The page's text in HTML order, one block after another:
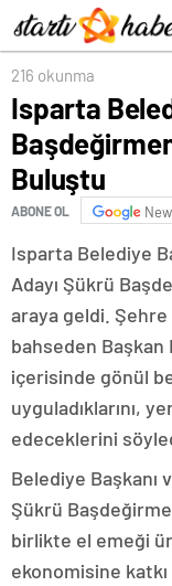
216 okunma
Isparta
Buluştu
ABONE OL
Isparta Belediye
Adayı Şükrü
araya geldi. Şehre
bahseden
içerisinde gönül
uyguladıklarını,
edeceklerini
Belediye Başkanı
Şükrü
birlikte el emeği
ekonomisine